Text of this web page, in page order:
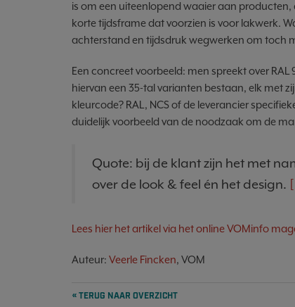
is om een uiteenlopend waaier aan
korte tijdsframe dat voorzien is voor lakwerk.
achterstand en tijdsdruk wegwerken om toch
Een concreet voorbeeld: men spreekt over
hiervan een 35-tal varianten bestaan, elk met
kleurcode? RAL, NCS of de leverancier
duidelijk voorbeeld van de noodzaak om de
Quote: bij de klant zijn het met
over de look & feel én het design.
Lees hier het artikel via het online VOMinfo
Auteur: Veerle Fincken, VOM
« TERUG NAAR OVERZICHT